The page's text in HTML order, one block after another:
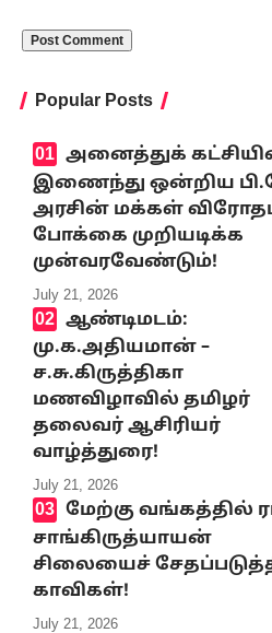
Popular Posts
அனைத்துக்
இணைந்து ஒன்றிய
அரசின் மக்கள்
போக்கை முறியடிக்க
முன்வரவேண்டும்!
July 21, 2026
ஆண்டிமடம்:
மு.க.அதியமான் –
ச.சு.கிருத்திகா
மணவிழாவில் தமிழர்
தலைவர் ஆசிரியர்
வாழ்த்துரை!
July 21, 2026
மேற்கு வங்கத்தில்
சாங்கிருத்யாயன்
சிலையைச்
காவிகள்!
July 21, 2026